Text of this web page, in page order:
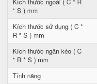
* S ) mm
Kích thước sử dụng ( C *
R * S ) mm
Kích thước ngăn kéo ( C
* R * S ) mm
Tính năng